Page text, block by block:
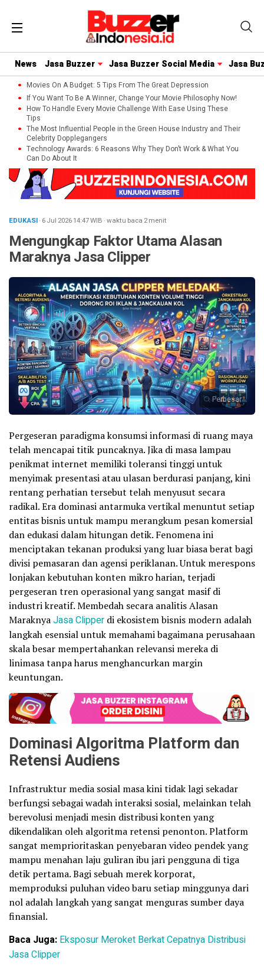
News Jasa Buzzer Jasa Buzzer Social Media Jasa
Movies On A Budget: 5 Tips From The Great Depression
If You Want To Be A Winner, Change Your Movie Philosophy Now!
How To Handle Every Movie Challenge With Ease Using These
Tips
The Most Influential People in the Green House Industry and Their
Celebrity Dopplegangers
Technology Awards: 6 Reasons Why They Don’t Work & What You
Can Do About It
EDUKASI· 6 Jul 202614:47WIB ·waktu baca 2 menit
Mengungkap Faktor Utama Alasan
Maraknya Jasa Clipper
Perbesar
Pergeseran paradigma konsumsi informasi di ruang maya
telah mencapai titik puncaknya. Jika di masa lampau
penikmat internet memiliki toleransi tinggi untuk
menyimak presentasi atau ulasan berdurasi panjang, kini
rentang perhatian tersebut telah menyusut secara
radikal. Era dominasi antarmuka vertikal menuntut setiap
entitas bisnis untuk mampu merangkum pesan komersial
dan edukasi dalam hitungan detik. Fenomena ini
menciptakan tekanan produksi yang luar biasa berat bagi
divisi pemasaran dan agensi periklanan. Untuk merespons
lonjakan kebutuhan konten mikro harian, terjadi
pergeseran tren operasional yang sangat masif di
industri kreatif. Membedah secara analitis Alasan
MaraknyaJasa Clipper di ekosistem bisnis modern adalah
langkah esensial untuk memahami bagaimana perusahaan
skala besar mempertahankan relevansi mereka di
linimasa tanpa harus menghancurkan margin
keuntungan.
Dominasi Algoritma Platform dan
Retensi Audiens
Infrastruktur media sosial masa kini tidak lagi sekadar
berfungsi sebagai wadah interaksi sosial, melainkan telah
berevolusi menjadi mesin distribusi konten yang
dikendalikan oleh algoritma retensi penonton. Platform
sangat memprioritaskan penyebaran video pendek yang
mampu menahan laju guliran ibu jari pengguna di tiga
detik pertama. Bagi sebuah merek korporat,
memproduksi puluhan video baru setiap minggunya dari
nol adalah langkah yang sangat menguras sumber daya
finansial.
Baca Juga: Eksposur Meroket Berkat Cepatnya Distribusi
Jasa Clipper